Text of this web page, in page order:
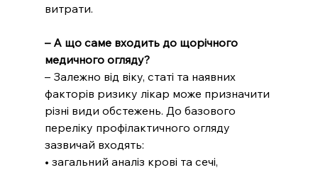
витрати.
– А що саме входить до щорічного
медичного огляду?
– Залежно від віку, статі та наявних
факторів ризику лікар може призначити
різні види обстежень. До базового
переліку профілактичного огляду
зазвичай входять:
• загальний аналіз крові та сечі,